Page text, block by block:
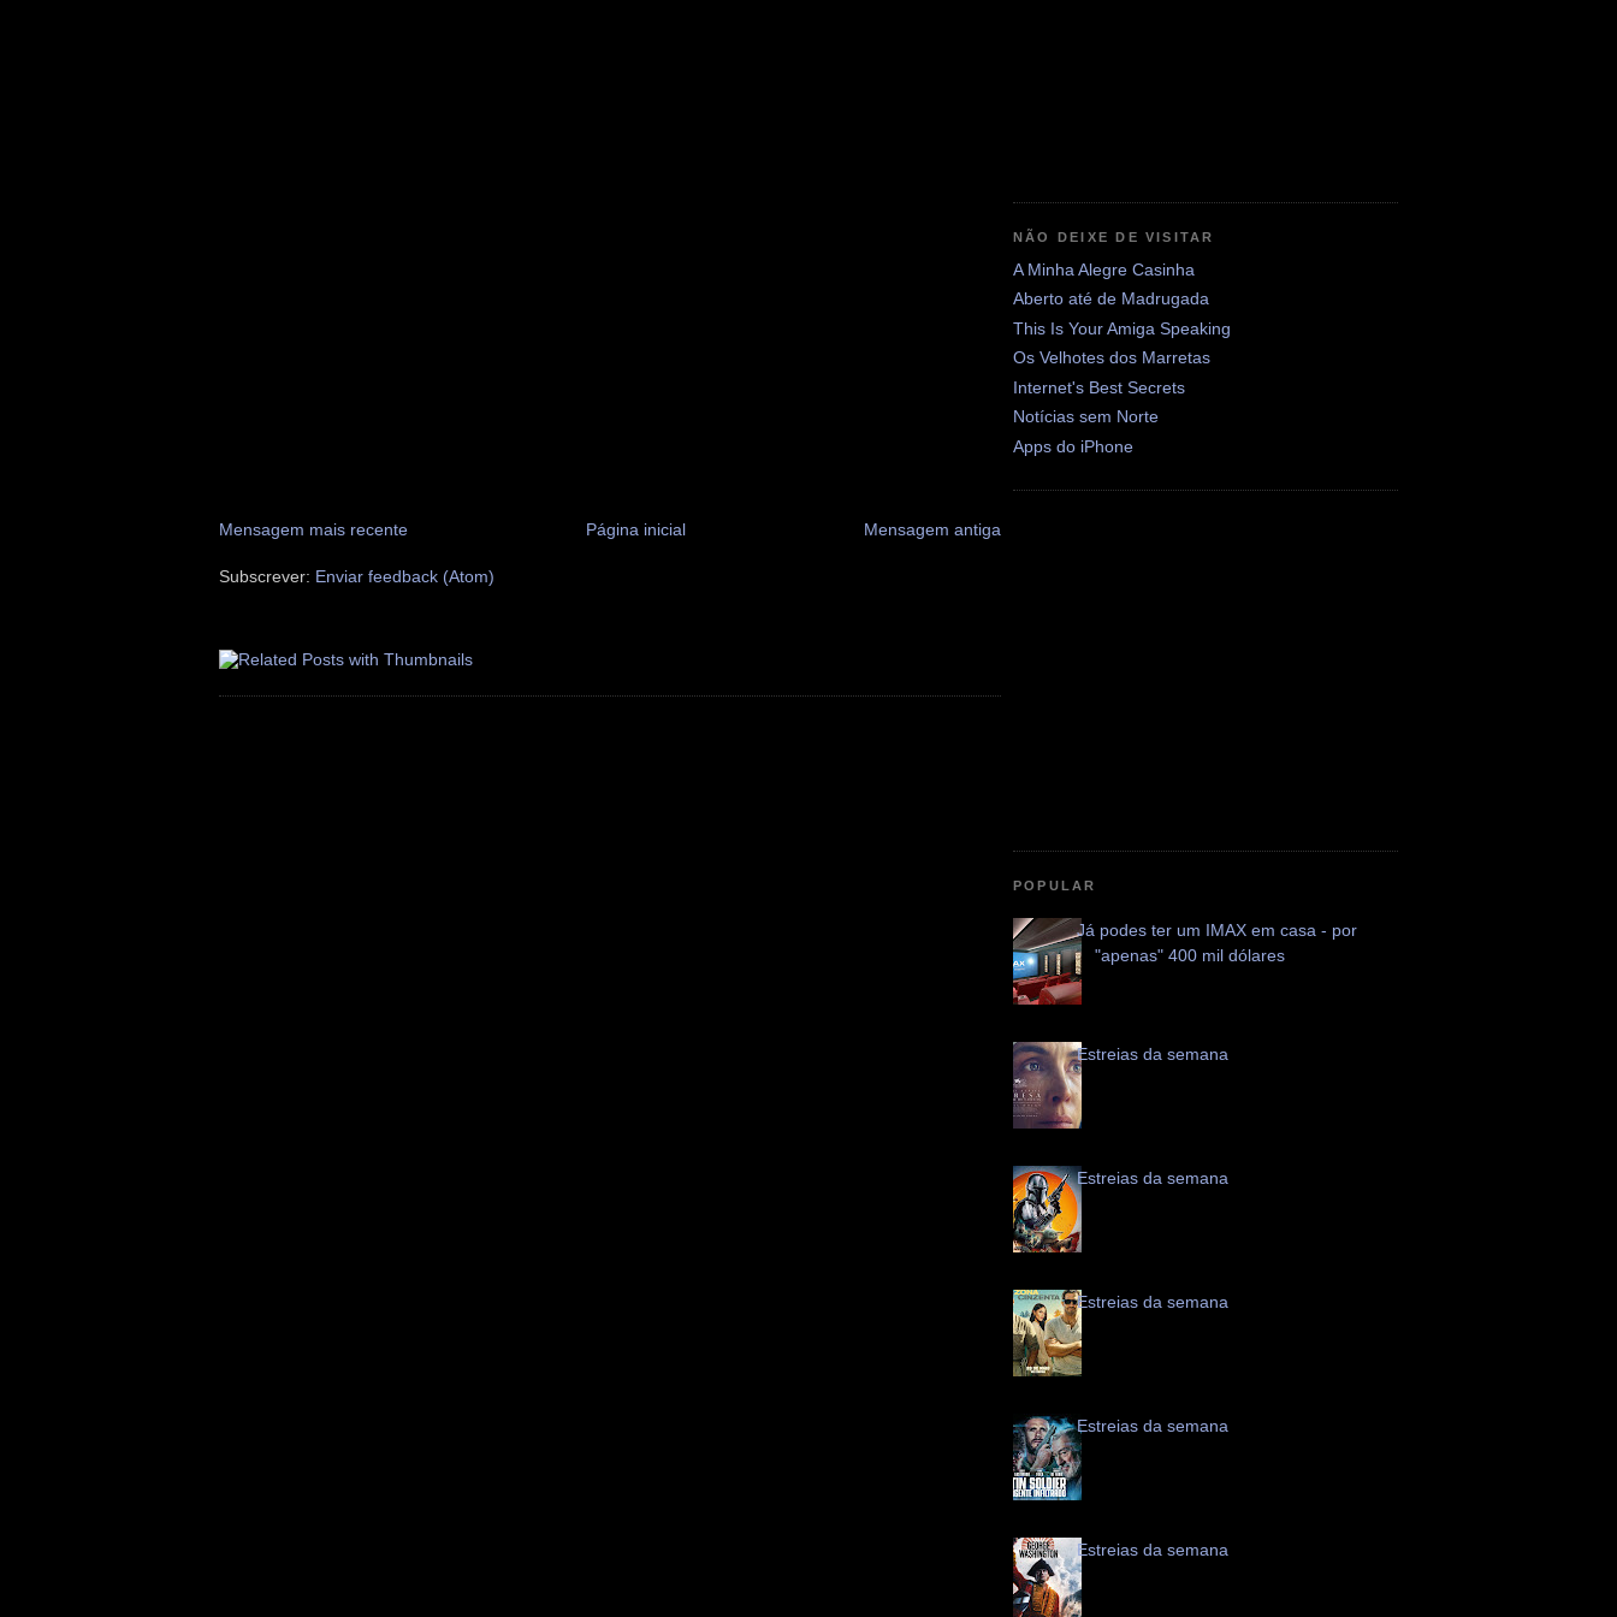
Mensagem mais recente Mensagem antiga
Página inicial
Subscrever: Enviar feedback (Atom)
NÃO DEIXE DE VISITAR
A Minha Alegre Casinha
Aberto até de Madrugada
This Is Your Amiga Speaking
Os Velhotes dos Marretas
Internet's Best Secrets
Notícias sem Norte
Apps do iPhone
POPULAR
Já podes ter um IMAX em casa - por
"apenas" 400 mil dólares
Estreias da semana
Estreias da semana
Estreias da semana
Estreias da semana
Estreias da semana